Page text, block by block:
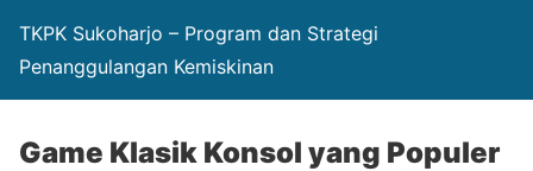
TKPK Sukoharjo – Program dan Strategi
Penanggulangan Kemiskinan
Game Klasik Konsol yang Populer